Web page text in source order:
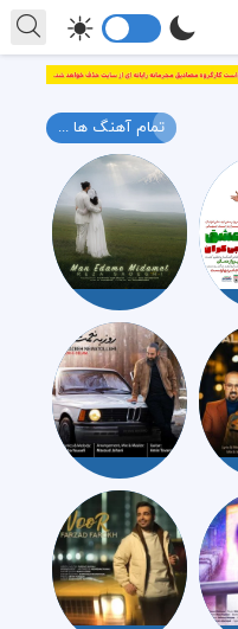
تمام آهنگ ها ...